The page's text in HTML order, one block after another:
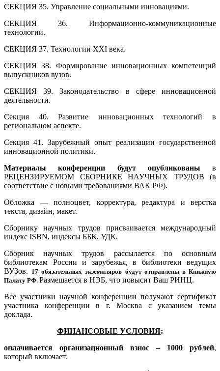
СЕКЦИЯ 35. Управление социальными инновациями.
СЕКЦИЯ 36. Информационно-коммуникационные
технологии.
СЕКЦИЯ 37. Технологии XXI века.
СЕКЦИЯ 38. Формирование инновационных компетенций
выпускников вузов.
СЕКЦИЯ 39. Законодательство в сфере инновационной
деятельности.
Секция 40. Развитие инновационных технологий в
региональном аспекте.
Секция 41. Зарубежный опыт реализации государственной
инновационной политики.
Материалы конференции будут опубликованы в
РЕЦЕНЗИРУЕМОМ СБОРНИКЕ НАУЧНЫХ ТРУДОВ (в
соответствие с новыми требованиями ВАК РФ).
Обложка — полноцвет, корректура, редактура и верстка
текста, дизайн, макет.
Сборнику научных трудов присваивается международный
индекс ISBN, индексы ББК, УДК.
Сборник научных трудов рассылается по основным
библиотекам России и зарубежья, в библиотеки ведущих
ВУЗов. 17 обязательных экземпляров будут отправлены в Книжную
Палату РФ. Размещается в НЭБ, что повысит Ваш РИНЦ.
Все участники научной конференции получают сертификат
участника конференции в г. Москва с указанием темы
доклада.
ФИНАНСОВЫЕ УСЛОВИЯ:
оплачивается организационный взнос – 1000 рублей,
который включает: